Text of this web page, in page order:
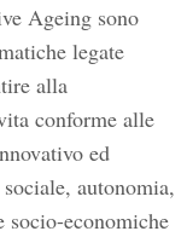
Ageing sono
legate
alla
conforme alle
ed
autonomia,
socio-economiche